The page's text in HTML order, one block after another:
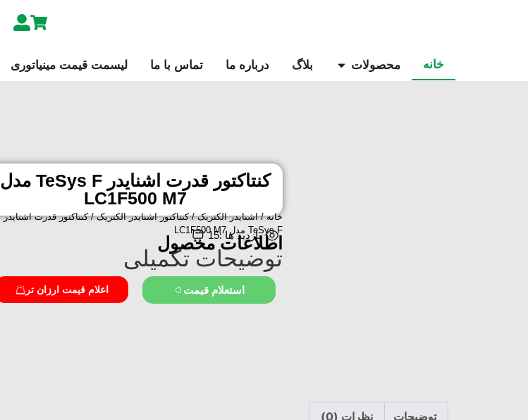
خانه محصولات بلاگ درباره ما تماس با ما لیسمت قیمت مینیاتوری
کنتاکتور قدرت اشنایدر TeSys F مدل
LC1F500 M7
خانه/اشنایدر الکتریک/کنتاکتور اشنایدر الکتریک/ کنتاکتور قدرت اشنایدر
TeSys F مدل LC1F500 M7بازدید ها :15
اطلاعات محصول
توضیحات تکمیلی
استعلام قیمت اعلام قیمت ارزان تر
توضیحات نظرات (0)